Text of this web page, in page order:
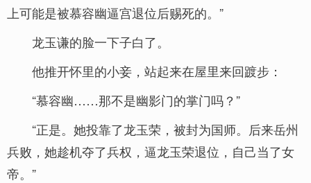
上可能是被慕容幽逼宫退位后赐死的。”
龙玉谦的脸一下子白了。
他推开怀里的小妾，站起来在屋里来回踱步：
“慕容幽……那不是幽影门的掌门吗？”
“正是。她投靠了龙玉荣，被封为国师。后来岳州
兵败，她趁机夺了兵权，逼龙玉荣退位，自己当了女
帝。”